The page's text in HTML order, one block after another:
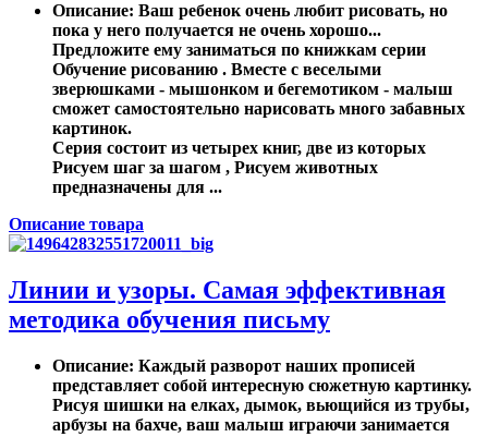
Описание: Ваш ребенок очень любит рисовать, но
пока у него получается не очень хорошо...
Предложите ему заниматься по книжкам серии
Обучение рисованию . Вместе с веселыми
зверюшками - мышонком и бегемотиком - малыш
сможет самостоятельно нарисовать много забавных
картинок.
Серия состоит из четырех книг, две из которых
Рисуем шаг за шагом , Рисуем животных
предназначены для ...
Описание товара
Линии и узоры. Самая эффективная
методика обучения письму
Описание: Каждый разворот наших прописей
представляет собой интересную сюжетную картинку.
Рисуя шишки на елках, дымок, вьющийся из трубы,
арбузы на бахче, ваш малыш играючи занимается